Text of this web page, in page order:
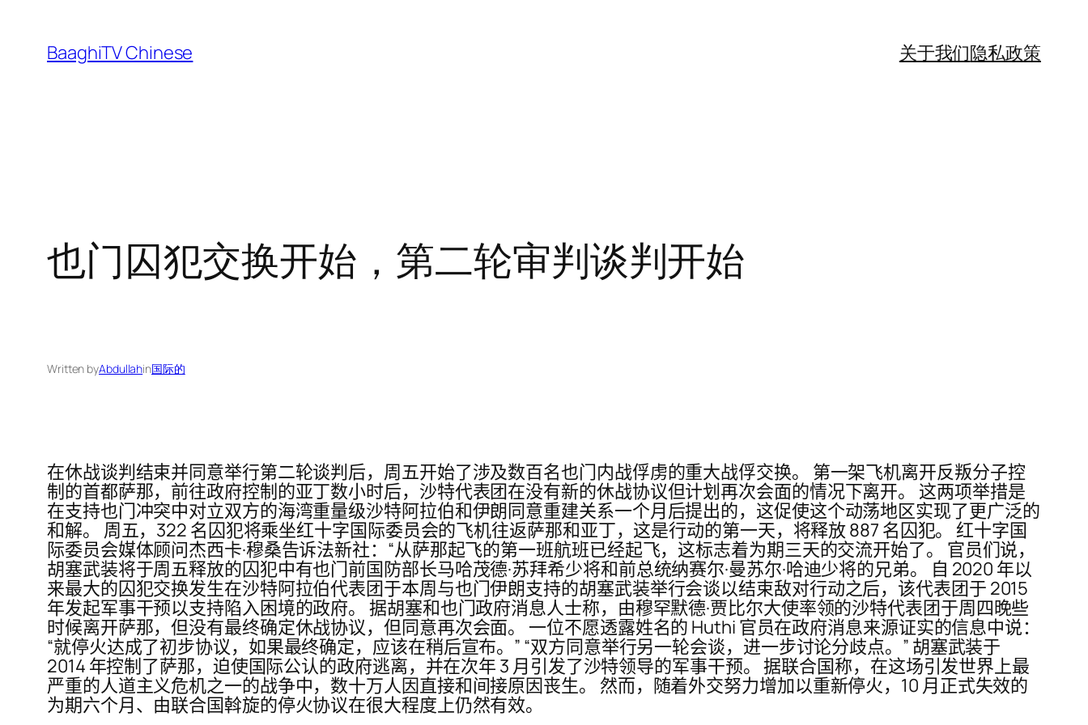
content
BaaghiTV Chinese 关于我们隐私政策
也门囚犯交换开始，第二轮审判谈判开始
Written byAbdullahin国际的
在休战谈判结束并同意举行第二轮谈判后，周五开始了涉及数百名也门内战俘虏的重大战俘交换。 第一架飞机离开反叛分子控
制的首都萨那，前往政府控制的亚丁数小时后，沙特代表团在没有新的休战协议但计划再次会面的情况下离开。 这两项举措是
在支持也门冲突中对立双方的海湾重量级沙特阿拉伯和伊朗同意重建关系一个月后提出的，这促使这个动荡地区实现了更广泛的
和解。 周五，322 名囚犯将乘坐红十字国际委员会的飞机往返萨那和亚丁，这是行动的第一天，将释放 887 名囚犯。 红十字国
际委员会媒体顾问杰西卡·穆桑告诉法新社：“从萨那起飞的第一班航班已经起飞，这标志着为期三天的交流开始了。 官员们说，
胡塞武装将于周五释放的囚犯中有也门前国防部长马哈茂德·苏拜希少将和前总统纳赛尔·曼苏尔·哈迪少将的兄弟。 自 2020 年以
来最大的囚犯交换发生在沙特阿拉伯代表团于本周与也门伊朗支持的胡塞武装举行会谈以结束敌对行动之后，该代表团于 2015
年发起军事干预以支持陷入困境的政府。 据胡塞和也门政府消息人士称，由穆罕默德·贾比尔大使率领的沙特代表团于周四晚些
时候离开萨那，但没有最终确定休战协议，但同意再次会面。 一位不愿透露姓名的 Huthi 官员在政府消息来源证实的信息中说：
“就停火达成了初步协议，如果最终确定，应该在稍后宣布。” “双方同意举行另一轮会谈，进一步讨论分歧点。” 胡塞武装于
2014 年控制了萨那，迫使国际公认的政府逃离，并在次年 3 月引发了沙特领导的军事干预。 据联合国称，在这场引发世界上最
严重的人道主义危机之一的战争中，数十万人因直接和间接原因丧生。 然而，随着外交努力增加以重新停火，10 月正式失效的
为期六个月、由联合国斡旋的停火协议在很大程度上仍然有效。